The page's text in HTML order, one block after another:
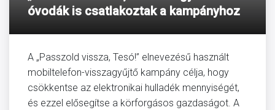
óvodák is csatlakoztak a kampányhoz
A „Passzold vissza, Tesó!” elnevezésű használt
mobiltelefon-visszagyűjtő kampány célja, hogy
csökkentse az elektronikai hulladék mennyiségét,
és ezzel elősegítse a körforgásos gazdaságot. A